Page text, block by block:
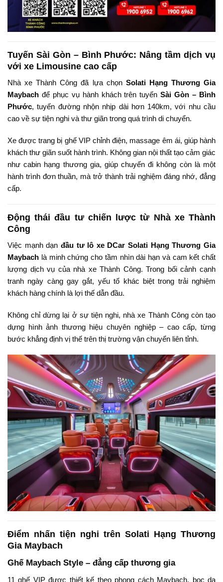
Tuyến Sài Gòn – Bình Phước: Nâng tầm dịch vụ
với xe Limousine cao cấp
Nhà xe Thành Công đã lựa chọn Solati Hạng Thương Gia
Maybach để phục vụ hành khách trên tuyếnSài Gòn – Bình
Phước, tuyến đường nhộn nhịp dài hơn 140km, với nhu cầu
cao về sự tiện nghi và thư giãn trong quá trình di chuyển.
Xe được trang bị ghế VIP chỉnh điện, massage êm ái, giúp hành
khách thư giãn suốt hành trình. Không gian nội thất tạo cảm giác
như cabin hạng thương gia, giúp chuyến đi không còn là một
hành trình đơn thuần, mà trở thành trải nghiệm đáng nhớ, đẳng
cấp.
Động thái đầu tư chiến lược từ Nhà xe Thành
Công
Việc mạnh dạn đầu tư lô xe DCar Solati Hạng Thương Gia
Maybach là minh chứng cho tầm nhìn dài hạn và cam kết chất
lượng dịch vụ của nhà xe Thành Công. Trong bối cảnh cạnh
tranh ngày càng gay gắt, yếu tố khác biệt trong trải nghiệm
khách hàng chính là lợi thế dẫn đầu.
Không chỉ dừng lại ở sự tiện nghi, nhà xe Thành Công còn tạo
dựng hình ảnh thương hiệu chuyên nghiệp – cao cấp, từng
bước khẳng định vị thế trên thị trường vận chuyển liên tỉnh.
Điểm nhấn tiện nghi trên Solati Hạng Thương
Gia Maybach
Ghế Maybach Style – đẳng cấp thương gia
11 ghế VIP được thiết kế theo phong cách Maybach, bọc da